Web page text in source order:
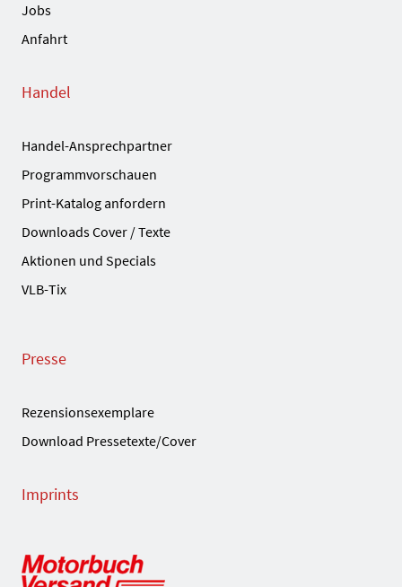
Jobs
Anfahrt
Handel
Handel-Ansprechpartner
Programmvorschauen
Print-Katalog anfordern
Downloads Cover / Texte
Aktionen und Specials
VLB-Tix
Presse
Rezensionsexemplare
Download Pressetexte/Cover
Imprints